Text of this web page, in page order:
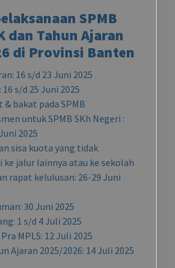
SPMB
dan Tahun Ajaran
di Provinsi Banten
16 s/d 23 Juni 2025
s/d 25 Juni 2025
& bakat pada SPMB
untuk SPMB SKh Negeri :
2025
sisa kuota yang tidak
ke jalur lainnya atau ke sekolah
rapat kelulusan: 26-29 Juni
30 Juni 2025
1 s/d 4 Juli 2025
MPLS: 12 Juli 2025
Ajaran 2025/2026: 14 Juli 2025